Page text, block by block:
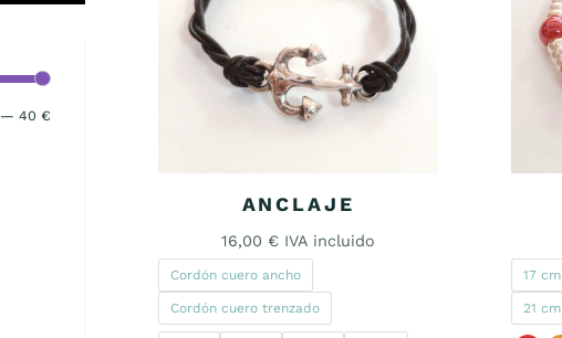
Precio
Precio
— 40 €
ANCLAJE
16,00 € IVA incluido
Cordón cuero ancho
Cordón cuero trenzado
17 cm
21 cm